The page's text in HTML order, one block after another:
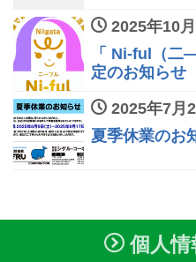
2025年10
「 Ni-ful（二
定のお知らせ
2025年7月
夏季休業のお
個人情